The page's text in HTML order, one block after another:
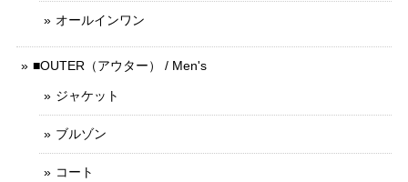
オールインワン
■OUTER（アウター） / Men's
ジャケット
ブルゾン
コート